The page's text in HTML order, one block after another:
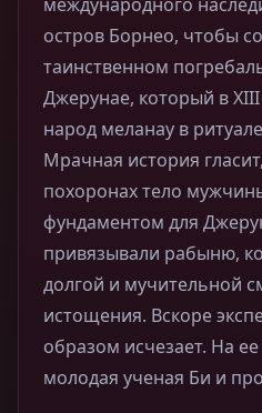
остров Борнео, чтобы
таинственном
Джерунае, который в
народ меланау в
Мрачная история
похоронах тело
фундаментом для
привязывали рабыню,
долгой и мучительной
истощения. Вскоре
образом исчезает. На
молодая ученая Би и